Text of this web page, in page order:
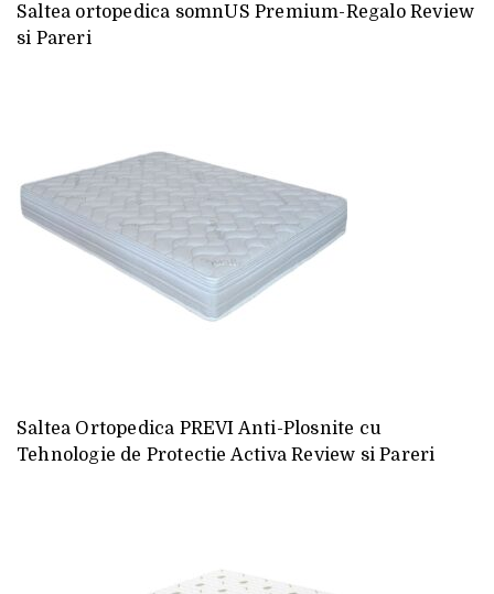
Saltea ortopedica somnUS Premium-Regalo Review
si Pareri
Saltea Ortopedica PREVI Anti-Plosnite cu
Tehnologie de Protectie Activa Review si Pareri